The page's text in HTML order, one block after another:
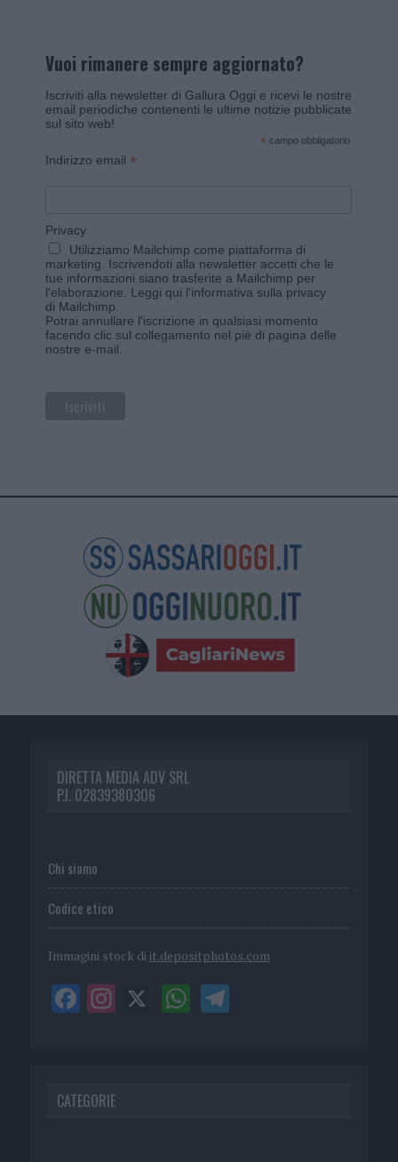
Vuoi rimanere sempre aggiornato?
Iscriviti alla newsletter di Gallura Oggi e ricevi le nostre
email periodiche contenenti le ultime notizie pubblicate
sul sito web!
* campo obbligatorio
Indirizzo email *
Privacy
Utilizziamo Mailchimp come piattaforma di
marketing. Iscrivendoti alla newsletter accetti che le
tue informazioni siano trasferite a Mailchimp per
l'elaborazione. Leggi qui l'informativa sulla privacy
di Mailchimp.
Potrai annullare l'iscrizione in qualsiasi momento
facendo clic sul collegamento nel piè di pagina delle
nostre e-mail.
DIRETTA MEDIA ADV SRL
P.I. 02839380306
Chi siamo
Codice etico
Immagini stock di it.depositphotos.com
CATEGORIE